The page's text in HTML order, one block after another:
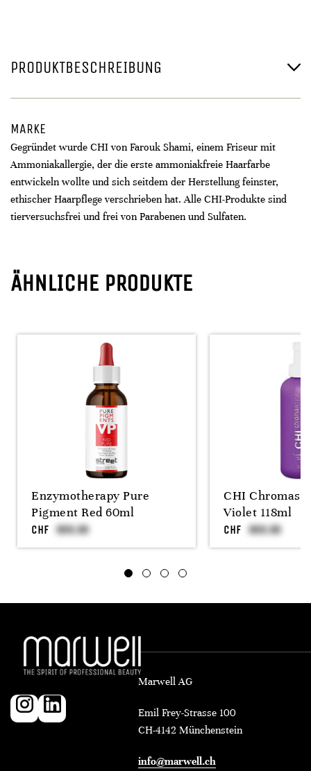
PRODUKTBESCHREIBUNG
MARKE
Gegründet wurde CHI von Farouk Shami, einem Friseur mit
Ammoniakallergie, der die erste ammoniakfreie Haarfarbe
entwickeln wollte und sich seitdem der Herstellung feinster,
ethischer Haarpflege verschrieben hat. Alle CHI-Produkte sind
tierversuchsfrei und frei von Parabenen und Sulfaten.
ÄHNLICHE PRODUKTE
Enzymotherapy Pure
Pigment Red 60ml
CHF
CHI
Violet 118ml
CHF
Marwell AG
Emil Frey-Strasse 100
CH-4142 Münchenstein
info@marwell.ch